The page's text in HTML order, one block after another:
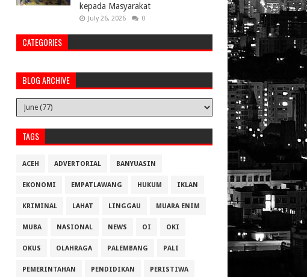
kepada Masyarakat
July 26, 2026 0
CATEGORIES
BLOG ARCHIVE
TAGS
ACEH ADVERTORIAL BANYUASIN
EKONOMI EMPATLAWANG HUKUM IKLAN
KRIMINAL LAHAT LINGGAU MUARA ENIM
MUBA NASIONAL NEWS OI OKI
OKUS OLAHRAGA PALEMBANG PALI
PEMERINTAHAN PENDIDIKAN PERISTIWA